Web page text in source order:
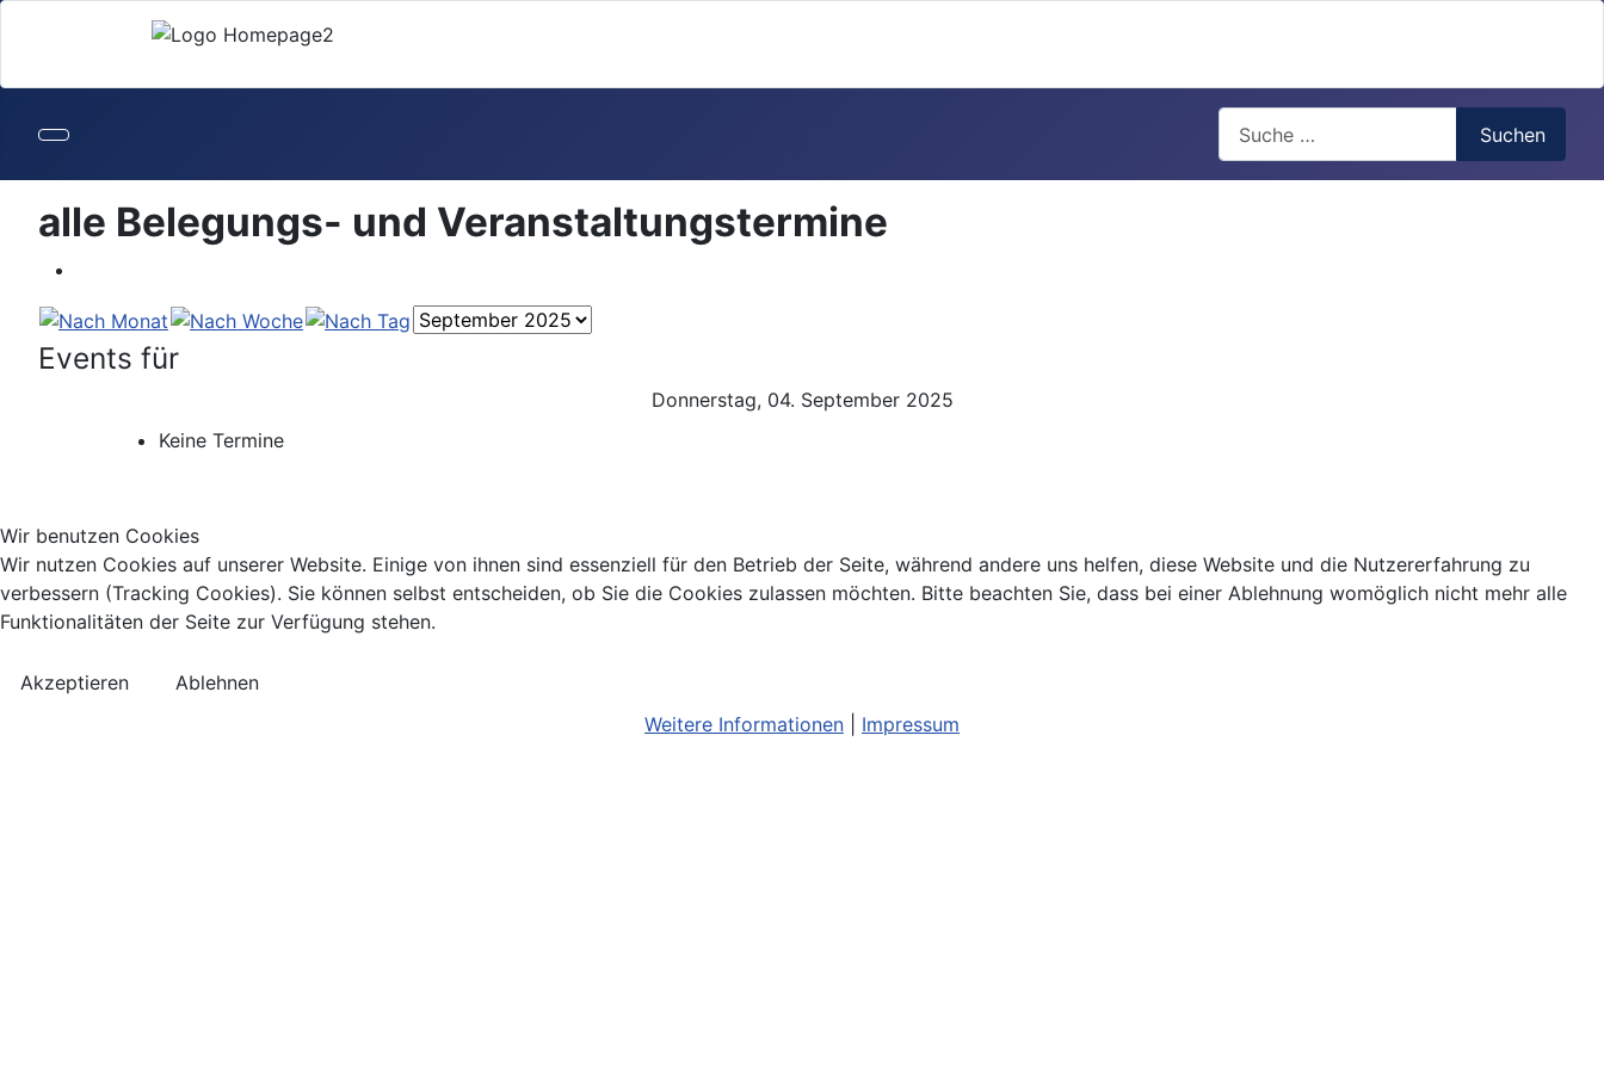
Suchen
alle Belegungs- und Veranstaltungstermine
Events für
Donnerstag, 04. September 2025
Keine Termine
Wir benutzen Cookies
Wir nutzen Cookies auf unserer Website. Einige von ihnen sind essenziell für den Betrieb der Seite, während andere uns helfen, diese Website und die Nutzererfahrung zu
verbessern (Tracking Cookies). Sie können selbst entscheiden, ob Sie die Cookies zulassen möchten. Bitte beachten Sie, dass bei einer Ablehnung womöglich nicht mehr alle
Funktionalitäten der Seite zur Verfügung stehen.
Akzeptieren
Ablehnen
Weitere Informationen
Impressum